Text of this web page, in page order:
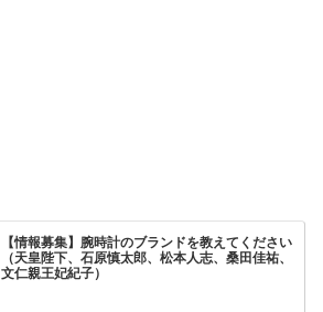
【情報募集】腕時計のブランドを教えてください
（天皇陛下、石原慎太郎、松本人志、桑田佳祐、
文仁親王妃紀子）